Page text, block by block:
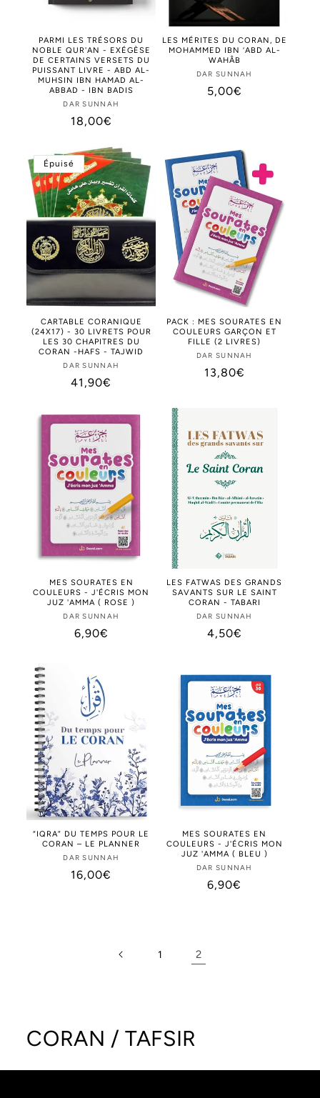
PARMI LES TRÉSORS DU
NOBLE QUR'AN - EXÉGÈSE
DE CERTAINS VERSETS DU
PUISSANT LIVRE - ABD AL-
MUHSIN IBN HAMAD AL-
ABBAD - IBN BADIS
Distributeur :
DAR SUNNAH
Prix
18,00€
LES MÉRITES DU CORAN, DE
MOHAMMED IBN ‘ABD AL-
WAHÂB
Distributeur :
DAR SUNNAH
Prix
5,00€
Épuisé
CARTABLE CORANIQUE
(24X17) - 30 LIVRETS POUR
LES 30 CHAPITRES DU
CORAN -HAFS - TAJWID
Distributeur :
DAR SUNNAH
Prix
41,90€
PACK : MES SOURATES EN
COULEURS GARÇON ET
FILLE (2 LIVRES)
Distributeur :
DAR SUNNAH
Prix
13,80€
MES SOURATES EN
COULEURS - J'ÉCRIS MON
JUZ 'AMMA ( ROSE )
Distributeur :
DAR SUNNAH
Prix
6,90€
LES FATWAS DES GRANDS
SAVANTS SUR LE SAINT
CORAN - TABARI
Distributeur :
DAR SUNNAH
Prix
4,50€
“IQRA” DU TEMPS POUR LE
CORAN – LE PLANNER
Distributeur :
DAR SUNNAH
Prix
16,00€
MES SOURATES EN
COULEURS - J'ÉCRIS MON
JUZ 'AMMA ( BLEU )
Distributeur :
DAR SUNNAH
Prix
6,90€
1 2
C
o
CORAN / TAFSIR